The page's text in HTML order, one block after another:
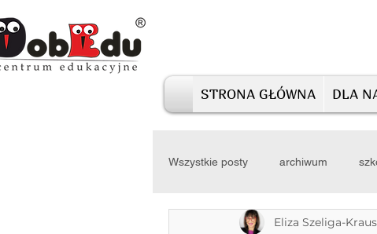
STRONA GŁÓWNA DLA
Wszystkie posty archiwum
Eliza Szeliga-Kraus